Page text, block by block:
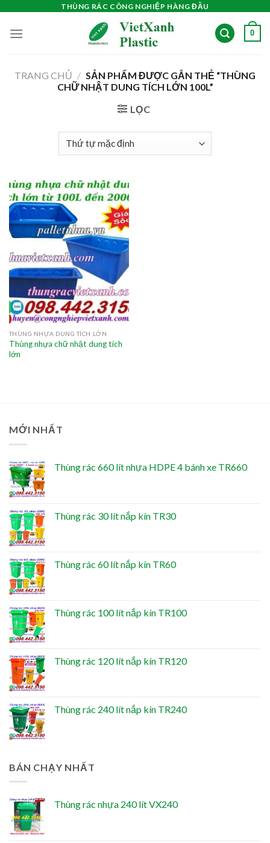
content
THÙNG RÁC CÔNG NGHIỆP HÀNG ĐẦU
0
TRANG CHỦ / SẢN PHẨM ĐƯỢC GẮN THẺ “THÙNG
CHỮ NHẬT DUNG TÍCH LỚN 100L”
LỌC
THÙNG NHỰA DUNG TÍCH LỚN
Thùng nhựa chữ nhật dung tích
lớn
MỚI NHẤT
Thùng rác 660 lít nhựa HDPE 4 bánh xe TR660
Thùng rác 30 lít nắp kín TR30
Thùng rác 60 lít nắp kín TR60
Thùng rác 100 lít nắp kín TR100
Thùng rác 120 lít nắp kín TR120
Thùng rác 240 lít nắp kín TR240
BÁN CHẠY NHẤT
Thùng rác nhựa 240 lít VX240